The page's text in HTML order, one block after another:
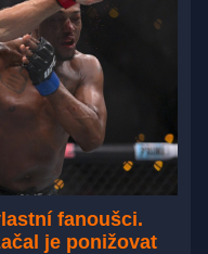
fanoušci.
je ponižovat